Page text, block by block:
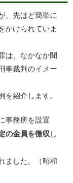
、先ほど簡単に
かけられていま
は、なかなか聞
事裁判のイメー
を紹介します。
事務所を設置
の金員を徴収し
ました。（昭和